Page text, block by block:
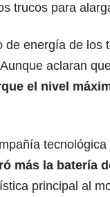
trucos para
de energía de los
aclaran
el nivel
tecnológica
más la batería
principal al